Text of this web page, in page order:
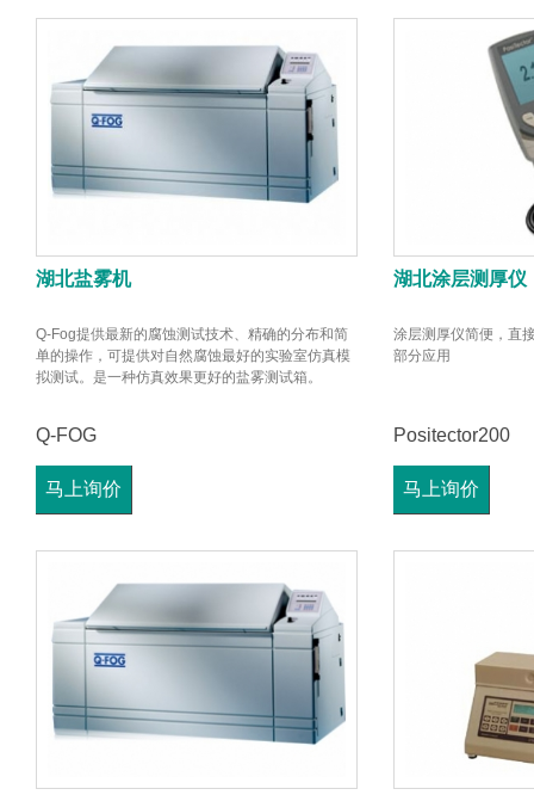
湖北盐雾机
Q-Fog提供最新的腐蚀测试技术、精确的分布和简
单的操作，可提供对自然腐蚀最好的实验室仿真模
拟测试。是一种仿真效果更好的盐雾测试箱。
Q-FOG
马上询价
湖北涂层测厚仪
涂层测厚仪简便，直
部分应用
Positector200
马上询价